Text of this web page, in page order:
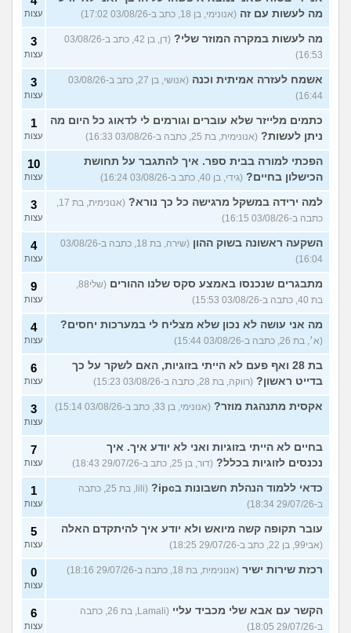
מה לעשות עם זה (אנונימי, בן 18, כתב ב-03/08/26 17:02) עצות
מה לעשות במקרה המוזר שלי?
(דן, בן 42, כתב ב-03/08/26
16:53)
3
עצות
אשמח לעזרה אמיתית וכנה
(אנושי, בן 27, כתב ב-03/08/26
16:44)
3
עצות
כתמים מלייזר שלא עוברים וגורמים לי לדאוג כל היום מה
ניתן לעשות? (אנונימית, בת 25, כתבה ב-03/08/26 16:33)
1
עצות
הפכתי למורה בבית ספר. איך להתגבר על תחושת
הכישלון בחיים? (גידי, בן 40, כתב ב-03/08/26 16:24)
10
עצות
למה ירידה במשקל מרגישה כל כך נורא?
כתבה ב-03/08/26 16:15)
3
עצות
השקעה ראשונה בשוק ההון
(שירה, בת 18, כתבה ב-03/08/26
16:04)
4
עצות
מתבגרים שנכנסו באמצע סקס שלנו ההורים
בת 40, כתבה ב-03/08/26 15:53)
9
עצות
מה אני עושה לא נכון שלא מצליח לי במערכות יחסים?
(א׳, בת 26, כתבה ב-03/08/26 15:44)
4
עצות
בת 28 ואף פעם לא הייתי בזוגיות, האם לשקר על כך
בדייט ראשון? (רווקה, בת 28, כתבה ב-03/08/26 15:23)
6
עצות
אקסית מתנהגת מוזר? (אנונימי, בן 33, כתב ב-03/08/26 15:14) 3
עצות
בחיים לא הייתי בזוגיות ואני לא יודע איך. איך
נכנסים לזוגיות בכלל? (דור, בן 25, כתב ב-29/07/26 18:43)
7
עצות
כדאי ללמוד הנהלת חשבונות בipc?
(lili, בת 25, כתבה
ב-29/07/26 18:34)
1
עצות
עובר תקופה קשה מיואש ולא יודע איך להיתקדם האלה
(אבי99, בן 22, כתב ב-29/07/26 18:25)
5
עצות
רכזת שירות ישיר (אנונימית, בת 18, כתבה ב-29/07/26 18:16) 0
עצות
הקשר עם אבא שלי מכביד עליי
(Lamali, בת 26, כתבה
ב-29/07/26 18:05)
6
עצות